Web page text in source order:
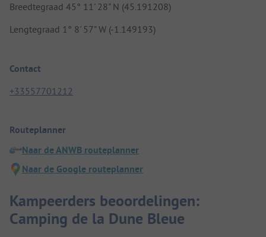
Breedtegraad 45° 11' 28" N (45.191208)
Lengtegraad 1° 8' 57" W (-1.149193)
Contact
+33557701212
Routeplanner
Naar de ANWB routeplanner
Naar de Google routeplanner
Kampeerders beoordelingen:
Camping de la Dune Bleue